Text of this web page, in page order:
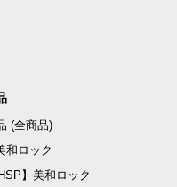
(全商品)
和ロック
】美和ロック